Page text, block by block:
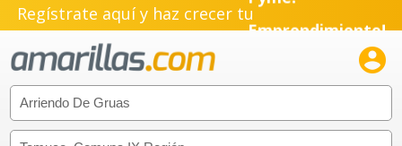
Regístrate aquí y haz crecer tuPyme!
Emprendimiento!
